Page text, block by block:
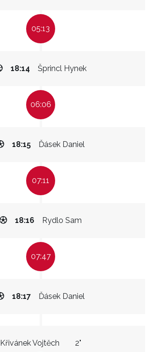
05:13
Šprincl Hynek
18:14
06:06
Ďásek Daniel
18:15
07:11
Rydlo Sam
18:16
07:47
Ďásek Daniel
18:17
Křivánek Vojtěch 2"